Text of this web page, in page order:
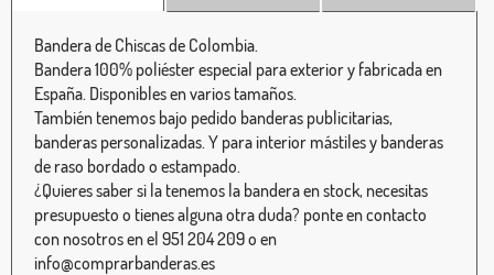
Bandera de Chiscas de Colombia.
Bandera 100% poliéster especial para exterior y fabricada en
España. Disponibles en varios tamaños.
También tenemos bajo pedido banderas publicitarias,
banderas personalizadas. Y para interior mástiles y banderas
de raso bordado o estampado.
¿Quieres saber si la tenemos la bandera en stock, necesitas
presupuesto o tienes alguna otra duda? ponte en contacto
con nosotros en el 951 204 209 o en
info@comprarbanderas.es